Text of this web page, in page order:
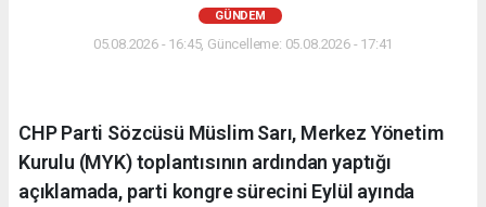
GÜNDEM
05.08.2026 - 16:45, Güncelleme: 05.08.2026 - 17:41
CHP Parti Sözcüsü Müslim Sarı, Merkez Yönetim
Kurulu (MYK) toplantısının ardından yaptığı
açıklamada, parti kongre sürecini Eylül ayında